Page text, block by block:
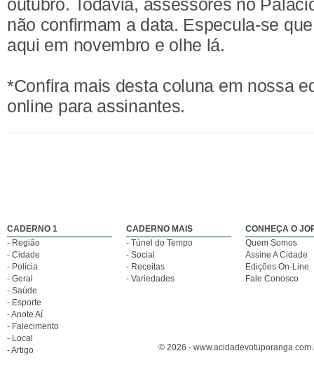
outubro. Todavia, assessores no
não confirmam a data. Especula-se
aqui em novembro e olhe lá.
*Confira mais desta coluna em nossa
online para assinantes.
CADERNO 1
- Região
- Cidade
- Polícia
- Geral
- Saúde
- Esporte
- Anote Aí
- Falecimento
- Local
- Artigo
CADERNO MAIS
- Túnel do Tempo
- Social
- Receitas
- Variedades
CONHEÇA O
Quem Somos
Assine A Cidade
Edições On-Line
Fale Conosco
© 2026 -